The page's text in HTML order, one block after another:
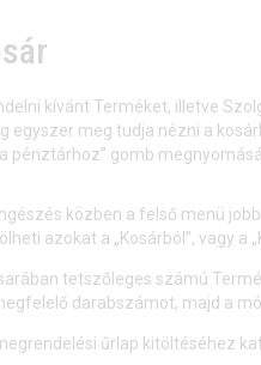
kívánt Terméket, illetve
egyszer meg tudja nézni a
pénztárhoz” gomb
közben a felső menü
azokat a „Kosárból”, vagy a
tetszőleges számú
darabszámot, majd a
űrlap kitöltéséhez